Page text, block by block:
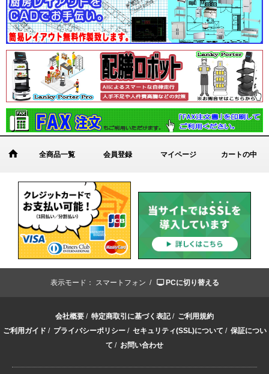
全商品一覧 会員登録 マイページ カートの中
表示モード： スマートフォン / PCに切り替える
会社概要 / 特定商取引に基づく表記/ ご利用規約
ご利用ガイド / プライバシーポリシー/ セキュリティ(SSL)について / 保証につい
て / お問い合わせ